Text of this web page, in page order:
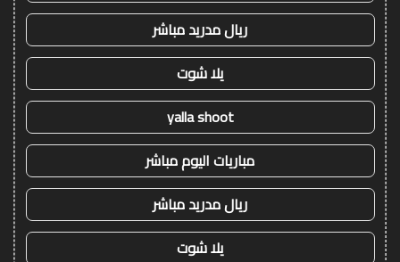
ريال مدريد مباشر
يلا شوت
yalla shoot
مباريات اليوم مباشر
ريال مدريد مباشر
يلا شوت